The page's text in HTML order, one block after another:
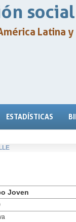
social
Latina
ESTADÍSTICAS
Joven